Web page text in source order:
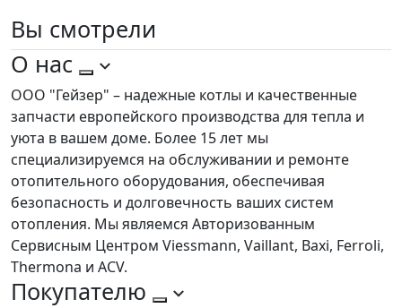
Вы смотрели
О нас
ООО "Гейзер" – надежные котлы и качественные
запчасти европейского производства для тепла и
уюта в вашем доме. Более 15 лет мы
специализируемся на обслуживании и ремонте
отопительного оборудования, обеспечивая
безопасность и долговечность ваших систем
отопления. Мы являемся Авторизованным
Сервисным Центром Viessmann, Vaillant, Baxi, Ferroli,
Thermona и ACV.
Покупателю